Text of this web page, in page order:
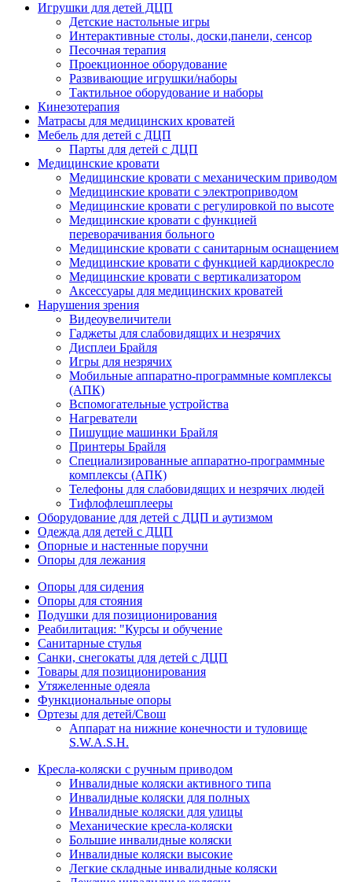
Игрушки для детей ДЦП
Детские настольные игры
Интерактивные столы, доски,панели, сенсор
Песочная терапия
Проекционное оборудование
Развивающие игрушки/наборы
Тактильное оборудование и наборы
Кинезотерапия
Матрасы для медицинских кроватей
Мебель для детей с ДЦП
Парты для детей с ДЦП
Медицинские кровати
Медицинские кровати с механическим приводом
Медицинские кровати с электроприводом
Медицинские кровати с регулировкой по высоте
Медицинские кровати с функцией
переворачивания больного
Медицинские кровати с санитарным оснащением
Медицинские кровати с функцией кардиокресло
Медицинские кровати с вертикализатором
Аксессуары для медицинских кроватей
Нарушения зрения
Видеоувеличители
Гаджеты для слабовидящих и незрячих
Дисплеи Брайля
Игры для незрячих
Мобильные аппаратно-программные комплексы
(АПК)
Вспомогательные устройства
Нагреватели
Пишущие машинки Брайля
Принтеры Брайля
Специализированные аппаратно-программные
комплексы (АПК)
Телефоны для слабовидящих и незрячих людей
Тифлофлешплееры
Оборудование для детей с ДЦП и аутизмом
Одежда для детей с ДЦП
Опорные и настенные поручни
Опоры для лежания
Опоры для сидения
Опоры для стояния
Подушки для позиционирования
Реабилитация: "Курсы и обучение
Санитарные стулья
Санки, снегокаты для детей с ДЦП
Товары для позиционирования
Утяжеленные одеяла
Функциональные опоры
Ортезы для детей/Свош
Аппарат на нижние конечности и туловище
S.W.A.S.H.
Кресла-коляски с ручным приводом
Инвалидные коляски активного типа
Инвалидные коляски для полных
Инвалидные коляски для улицы
Механические кресла-коляски
Большие инвалидные коляски
Инвалидные коляски высокие
Легкие складные инвалидные коляски